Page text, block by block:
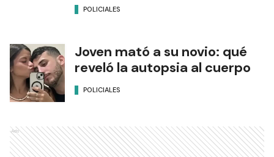
POLICIALES
Joven mató a su novio: qué
reveló la autopsia al cuerpo
POLICIALES
Ads